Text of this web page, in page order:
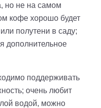
но не на самом
кофе хорошо будет
полутени в саду;
дополнительное
поддерживать
очень любит
водой, можно